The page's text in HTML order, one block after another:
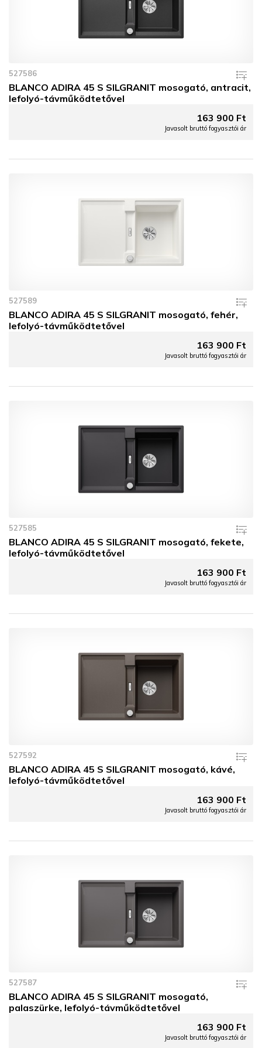
527586
BLANCO ADIRA 45 S SILGRANIT mosogató, antracit,
lefolyó-távműködtetővel
163 900 Ft
Javasolt bruttó fogyasztói ár
527589
BLANCO ADIRA 45 S SILGRANIT mosogató, fehér,
lefolyó-távműködtetővel
163 900 Ft
Javasolt bruttó fogyasztói ár
527585
BLANCO ADIRA 45 S SILGRANIT mosogató, fekete,
lefolyó-távműködtetővel
163 900 Ft
Javasolt bruttó fogyasztói ár
527592
BLANCO ADIRA 45 S SILGRANIT mosogató, kávé,
lefolyó-távműködtetővel
163 900 Ft
Javasolt bruttó fogyasztói ár
527587
BLANCO ADIRA 45 S SILGRANIT mosogató,
palaszürke, lefolyó-távműködtetővel
163 900 Ft
Javasolt bruttó fogyasztói ár